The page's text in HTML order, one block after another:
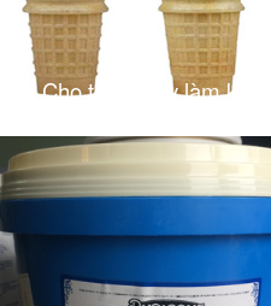
Cho thuê máy làm kem